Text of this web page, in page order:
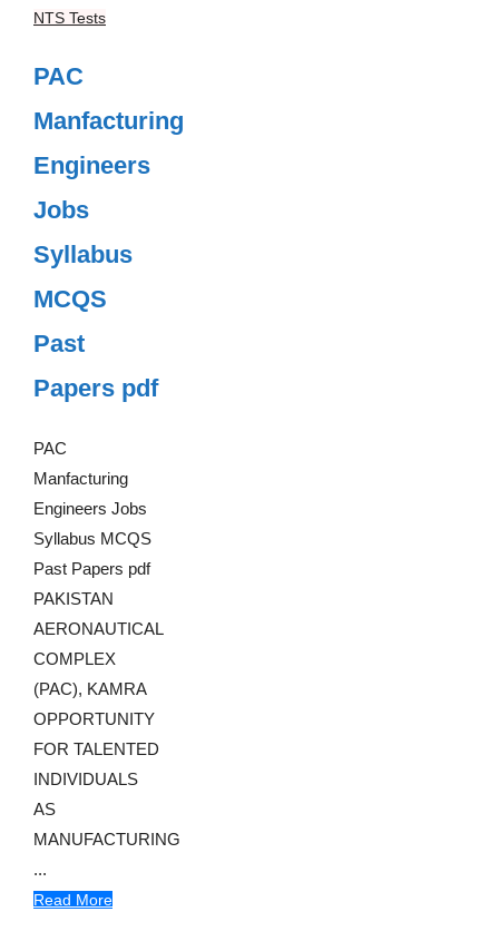
NTS Tests
PAC
Manfacturing
Engineers
Jobs
Syllabus
MCQS
Past
Papers pdf
PAC
Manfacturing
Engineers Jobs
Syllabus MCQS
Past Papers pdf
PAKISTAN
AERONAUTICAL
COMPLEX
(PAC), KAMRA
OPPORTUNITY
FOR TALENTED
INDIVIDUALS
AS
MANUFACTURING
...
Read More